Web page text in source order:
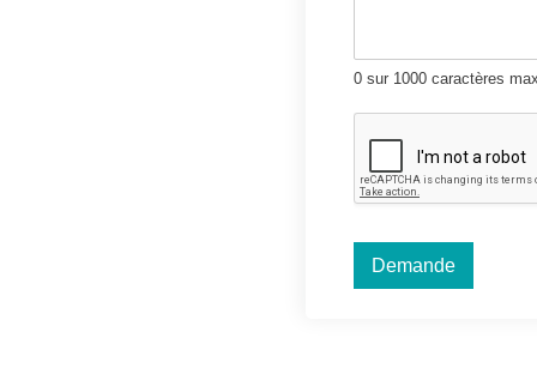
0 sur 1000 caractères
Demande